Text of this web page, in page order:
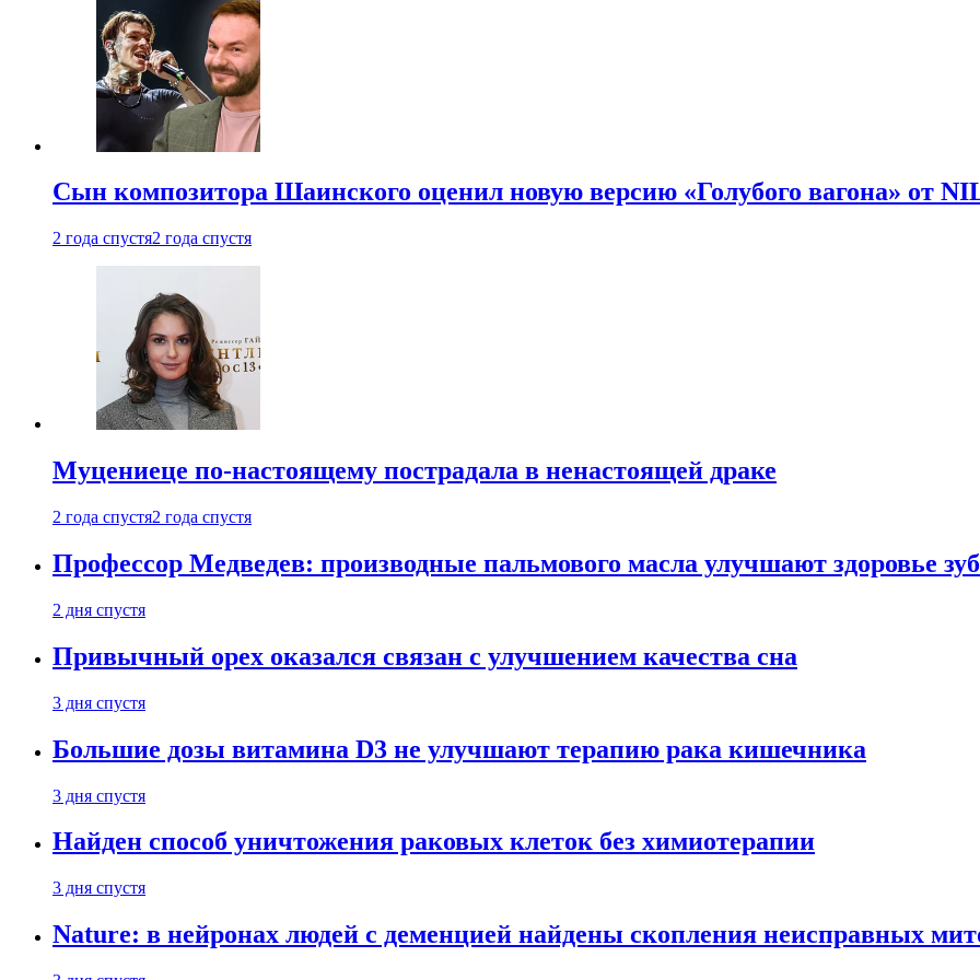
Сын композитора Шаинского оценил новую версию «Голубого вагона» от
2 года спустя2 года спустя
Муцениеце по-настоящему пострадала в ненастоящей драке
2 года спустя2 года спустя
Профессор Медведев: производные пальмового масла улучшают здоровье
2 дня спустя
Привычный орех оказался связан с улучшением качества сна
3 дня спустя
Большие дозы витамина D3 не улучшают терапию рака кишечника
3 дня спустя
Найден способ уничтожения раковых клеток без химиотерапии
3 дня спустя
Nature: в нейронах людей с деменцией найдены скопления неисправных